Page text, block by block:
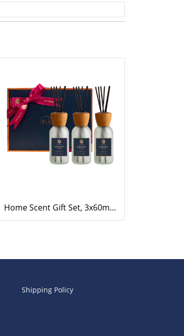
Home Scent Gift Set, 3x60ml Home Scents (Eucalyptus, Lavender, Lemongrass)
Shipping Policy